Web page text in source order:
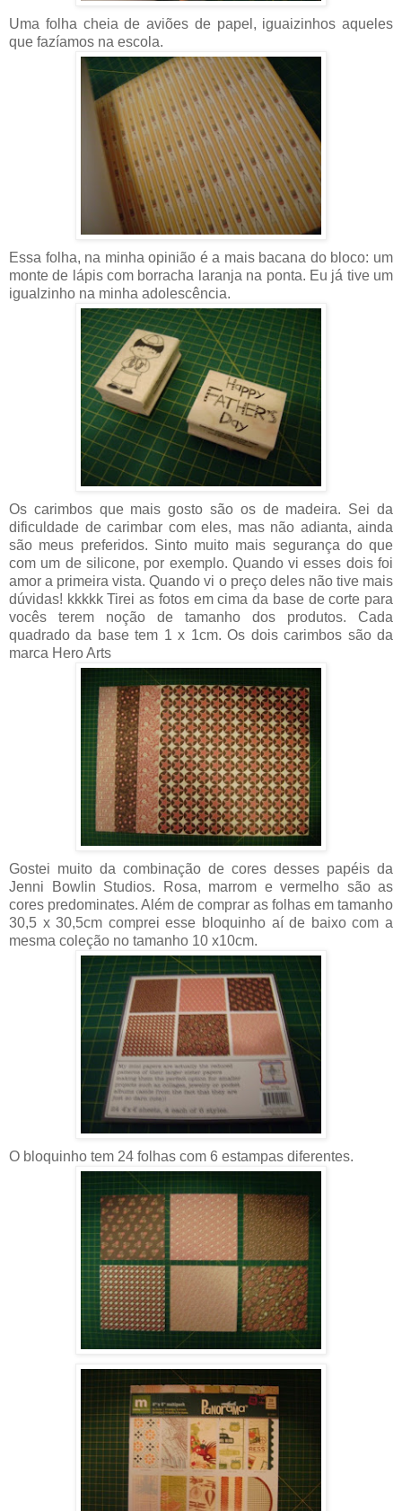
Uma folha cheia de aviões de papel, iguaizinhos aqueles
que fazíamos na escola.
Essa folha, na minha opinião é a mais bacana do bloco: um
monte de lápis com borracha laranja na ponta. Eu já tive um
igualzinho na minha adolescência.
Os carimbos que mais gosto são os de madeira. Sei da
dificuldade de carimbar com eles, mas não adianta, ainda
são meus preferidos. Sinto muito mais segurança do que
com um de silicone, por exemplo. Quando vi esses dois foi
amor a primeira vista. Quando vi o preço deles não tive mais
dúvidas! kkkkk Tirei as fotos em cima da base de corte para
vocês terem noção de tamanho dos produtos. Cada
quadrado da base tem 1 x 1cm. Os dois carimbos são da
marca Hero Arts
Gostei muito da combinação de cores desses papéis da
Jenni Bowlin Studios. Rosa, marrom e vermelho são as
cores predominates. Além de comprar as folhas em tamanho
30,5 x 30,5cm comprei esse bloquinho aí de baixo com a
mesma coleção no tamanho 10 x10cm.
O bloquinho tem 24 folhas com 6 estampas diferentes.